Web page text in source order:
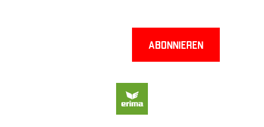
Abonnieren